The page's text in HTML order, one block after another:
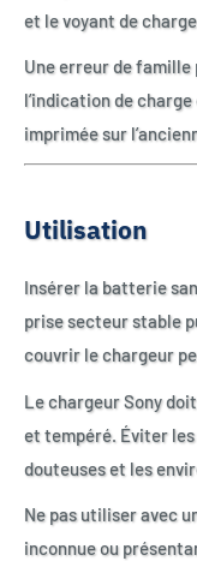
et le voyant de
Une erreur de
l’indication de
imprimée sur
Utilisation
Insérer la batterie
prise secteur stable
couvrir le chargeur
Le chargeur Sony
et tempéré. Éviter
douteuses et les
Ne pas utiliser avec
inconnue ou